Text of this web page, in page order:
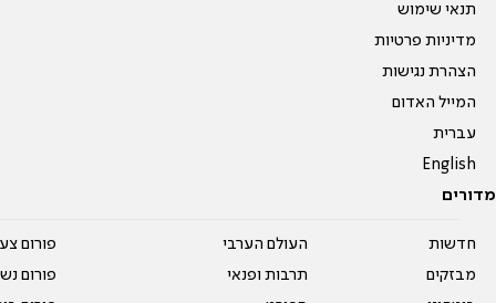
תנאי שימוש
מדיניות פרטיות
הצהרת נגישות
המייל האדום
עברית
English
מדורים
חדשות
מבזקים
העולם הערבי
תרבות ופנאי
פורום
פורום